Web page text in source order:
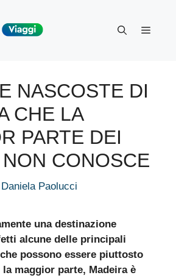
Menu
NASCOSTE DI
CHE LA
PARTE DEI
CONOSCE
Daniela Paolucci
una destinazione
alcune delle principali
possono essere piuttosto
maggior parte, Madeira è